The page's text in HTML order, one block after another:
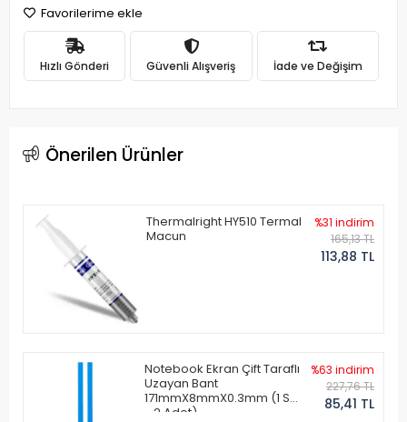
Favorilerime ekle
Hızlı Gönderi Güvenli Alışveriş İade ve Değişim
Önerilen Ürünler
Thermalright HY510 Termal
Macun
%31 indirim
165,13 TL
113,88 TL
Notebook Ekran Çift Taraflı
Uzayan Bant
171mmX8mmX0.3mm (1 Set
- 2 Adet)
%63 indirim
227,76 TL
85,41 TL